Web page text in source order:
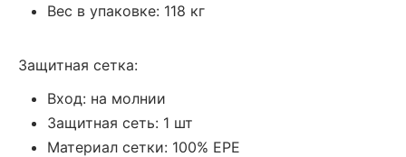
Вес в упаковке: 118 кг
Защитная сетка:
Вход: на молнии
Защитная сеть: 1 шт
Материал сетки: 100% EPE